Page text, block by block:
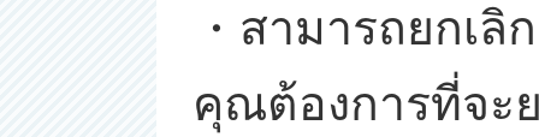
・สามารถยกเ
คุณต้องการที่จะ